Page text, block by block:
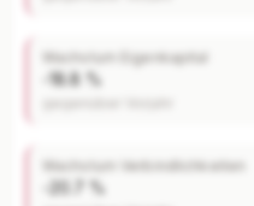
Wachstum Eigenkapital
-18.8 %
Wachstum Verbindlichkeiten
-20.7 %